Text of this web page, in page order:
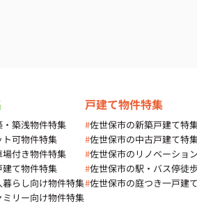
築浅物件特集
可物件特集
付き物件特集
て物件特集
らし向け物件特集
リー向け物件特集
戸建て物件特集
#佐世保市の新築戸建て特
#佐世保市の中古戸建て特
#佐世保市のリノベーショ
#佐世保市の駅・バス停徒
#佐世保市の庭つき一戸建